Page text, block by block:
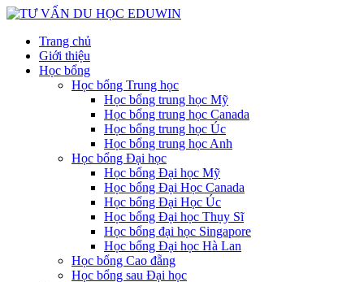
Trang chủ
Giới thiệu
Học bổng
Học bổng Trung học
Học bổng trung học Mỹ
Học bổng trung học Canada
Học bổng trung học Úc
Học bổng trung học Anh
Học bổng Đại học
Học bổng Đại học Mỹ
Học bổng Đại Học Canada
Học bổng Đại Học Úc
Học bổng Đại học Thụy Sĩ
Học bổng đại học Singapore
Học bổng Đại học Hà Lan
Học bổng Cao đẵng
Học bổng sau Đại học